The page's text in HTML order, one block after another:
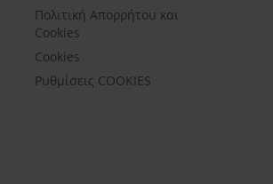
Πολιτική Απορρήτου και
Cookies
Cookies
Ρυθμίσεις COOKIES